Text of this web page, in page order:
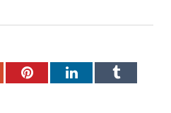
PinterestLinkedInTumblr